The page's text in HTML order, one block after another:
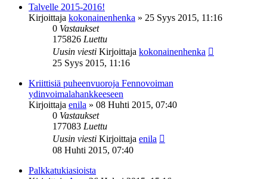
Talvelle 2015-2016!
Kirjoittaja kokonainenhenka » 25 Syys 2015, 11:16
0 Vastaukset
175826 Luettu
Uusin viesti Kirjoittaja kokonainenhenka
25 Syys 2015, 11:16
Kriittisiä puheenvuoroja Fennovoiman
ydinvoimalahankkeeseen
Kirjoittaja enila » 08 Huhti 2015, 07:40
0 Vastaukset
177083 Luettu
Uusin viesti Kirjoittaja enila
08 Huhti 2015, 07:40
Palkkatukiasioista